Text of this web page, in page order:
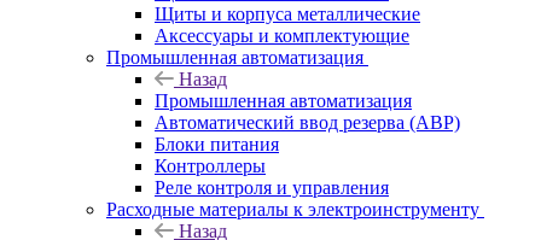
Щиты и корпуса металлические
Аксессуары и комплектующие
Промышленная автоматизация
Назад
Промышленная автоматизация
Автоматический ввод резерва (АВР)
Блоки питания
Контроллеры
Реле контроля и управления
Расходные материалы к электроинструменту
Назад